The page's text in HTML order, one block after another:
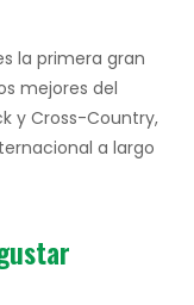
la primera gran
mejores del
y Cross-Country,
a largo